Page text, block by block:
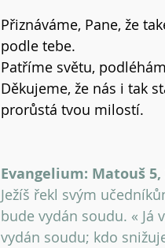
Přiznáváme, Pane, že
podle tebe.
Patříme světu,
Děkujeme, že nás i tak
prorůstá tvou milostí.
Evangelium: Matouš 5,
Ježíš řekl svým
bude vydán soudu. « Já
vydán soudu; kdo